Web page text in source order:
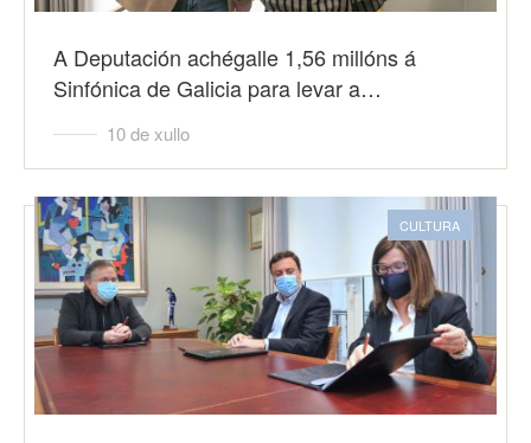
A Deputación achégalle 1,56 millóns á
Sinfónica de Galicia para levar a…
10 de xullo
CULTURA